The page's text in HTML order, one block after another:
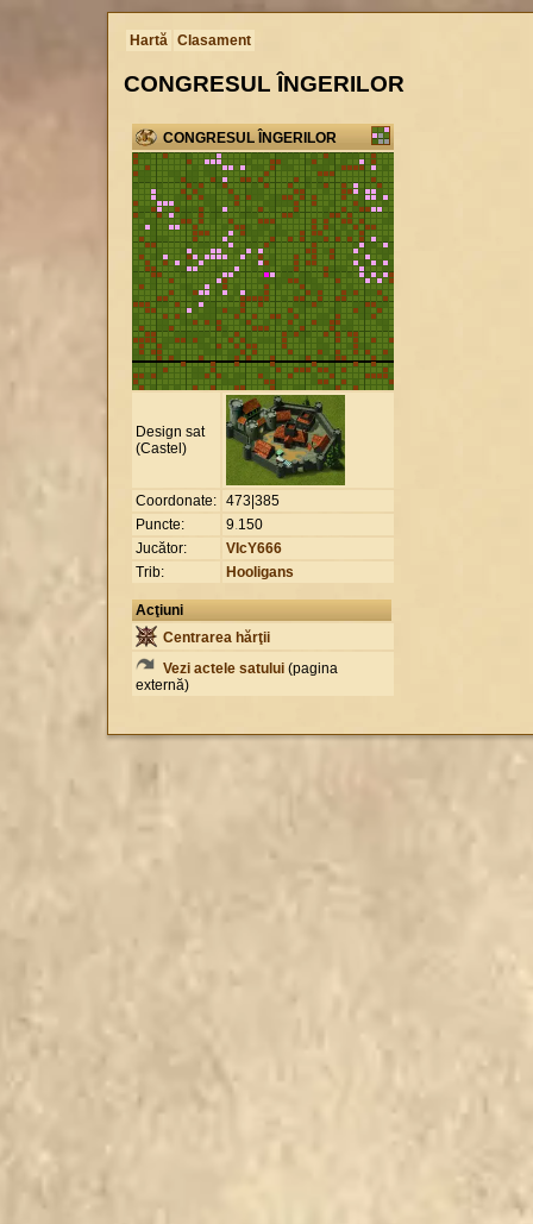
Hartă Clasament
CONGRESUL ÎNGERILOR
CONGRESUL ÎNGERILOR
Design sat
(Castel)
Coordonate: 473|385
Puncte:
9.150
Jucător:
VIcY666
Trib:
Hooligans
Acţiuni
Centrarea hărţii
Vezi actele satului (pagina
externă)